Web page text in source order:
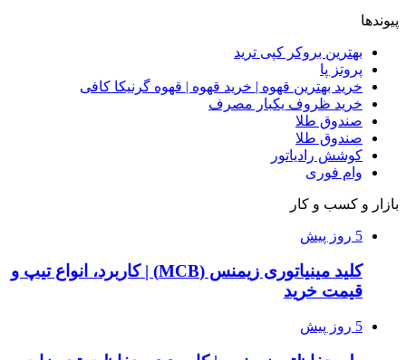
پیوندها
بهترین بروکر کپی ترید
پروتز پا
خرید بهترین قهوه | خرید قهوه | قهوه گرنیکا کافی
خرید ظروف یکبار مصرف
صندوق طلا
صندوق طلا
کوشش رادیاتور
وام فوری
بازار و کسب و کار
5 روز پیش
کلید مینیاتوری زیمنس (MCB) | کاربرد، انواع تیپ و
قیمت خرید
5 روز پیش